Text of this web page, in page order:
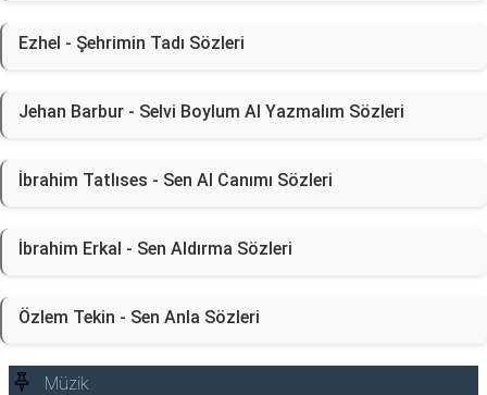
Ezhel - Şehrimin Tadı Sözleri
Jehan Barbur - Selvi Boylum Al Yazmalım Sözleri
İbrahim Tatlıses - Sen Al Canımı Sözleri
İbrahim Erkal - Sen Aldırma Sözleri
Özlem Tekin - Sen Anla Sözleri
Müzik